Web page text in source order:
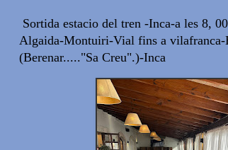
Sortida estacio del tren -Inca-a les 8,
Algaida-Montuiri-Vial fins a vilafranca-
(Berenar....."Sa Creu".)-Inca